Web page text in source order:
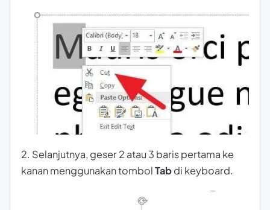
2. Selanjutnya, geser 2 atau 3 baris pertama ke
kanan menggunakan tombolTabdi keyboard.